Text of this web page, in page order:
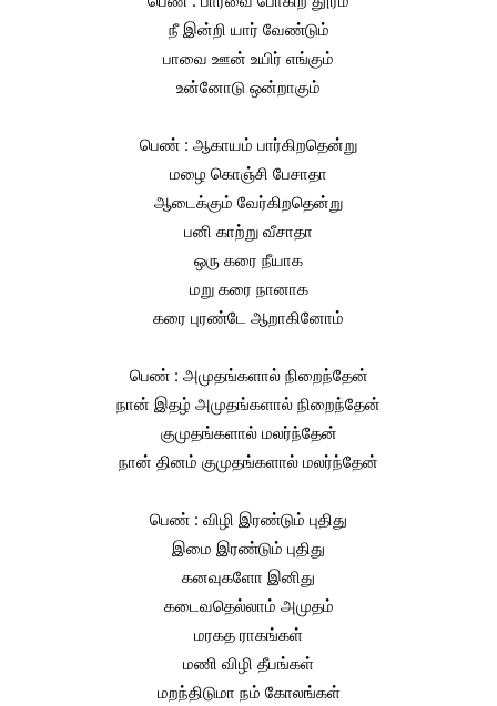
நீ இன்றி யார் வேண்டும்
பாவை ஊன் உயிர் எங்கும்
உன்னோடு ஒன்றாகும்
பெண் : ஆகாயம் பார்கிறதென்று
மழை கொஞ்சி பேசாதா
ஆடைக்கும் வேர்கிறதென்று
பனி காற்று வீசாதா
ஒரு கரை நீயாக
மறு கரை நானாக
கரை புரண்டே ஆறாகினோம்
பெண் : அமுதங்களால் நிறைந்தேன்
நான் இதழ் அமுதங்களால் நிறைந்தேன்
குமுதங்களால் மலர்ந்தேன்
நான் தினம் குமுதங்களால் மலர்ந்தேன்
பெண் : விழி இரண்டும் புதிது
இமை இரண்டும் புதிது
கனவுகளோ இனிது
கடைவதெல்லாம் அமுதம்
மரகத ராகங்கள்
மணி விழி தீபங்கள்
மறந்திடுமா நம் கோலங்கள்